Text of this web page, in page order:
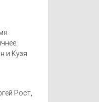
и Кузя
Рост,